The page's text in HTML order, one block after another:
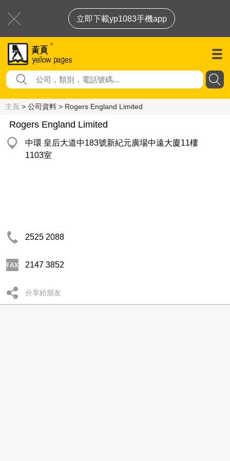
立即下載yp1083手機app
主頁 > 公司資料 > Rogers England Limited
Rogers England Limited
中環 皇后大道中183號新紀元廣場中遠大廈11樓
1103室
2525 2088
2147 3852
分享給朋友